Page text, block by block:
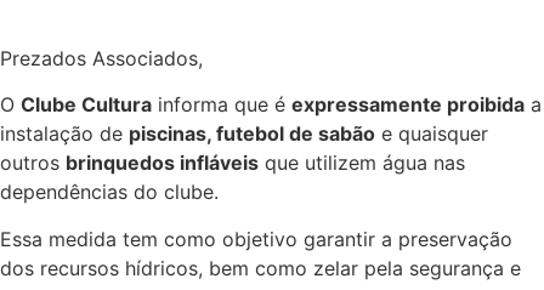
Prezados Associados,
O Clube Cultura informa que é expressamente proibida a
instalação de piscinas, futebol de sabão e quaisquer
outros brinquedos infláveis que utilizem água nas
dependências do clube.
Essa medida tem como objetivo garantir a preservação
dos recursos hídricos, bem como zelar pela segurança e